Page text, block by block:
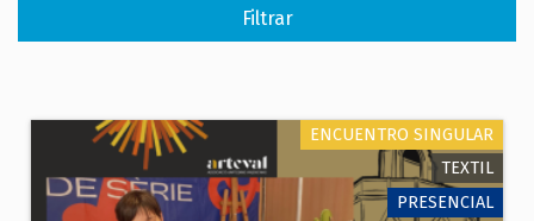
ENCUENTRO SINGULAR
TEXTIL
PRESENCIAL